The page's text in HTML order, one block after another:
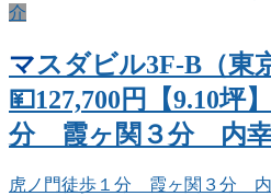
介
マスダビル3F-B（東京都港区虎ノ門）
💴127,700円【9.10坪
分 霞ヶ関３分 内幸
虎ノ門徒歩１分 霞ヶ関３分